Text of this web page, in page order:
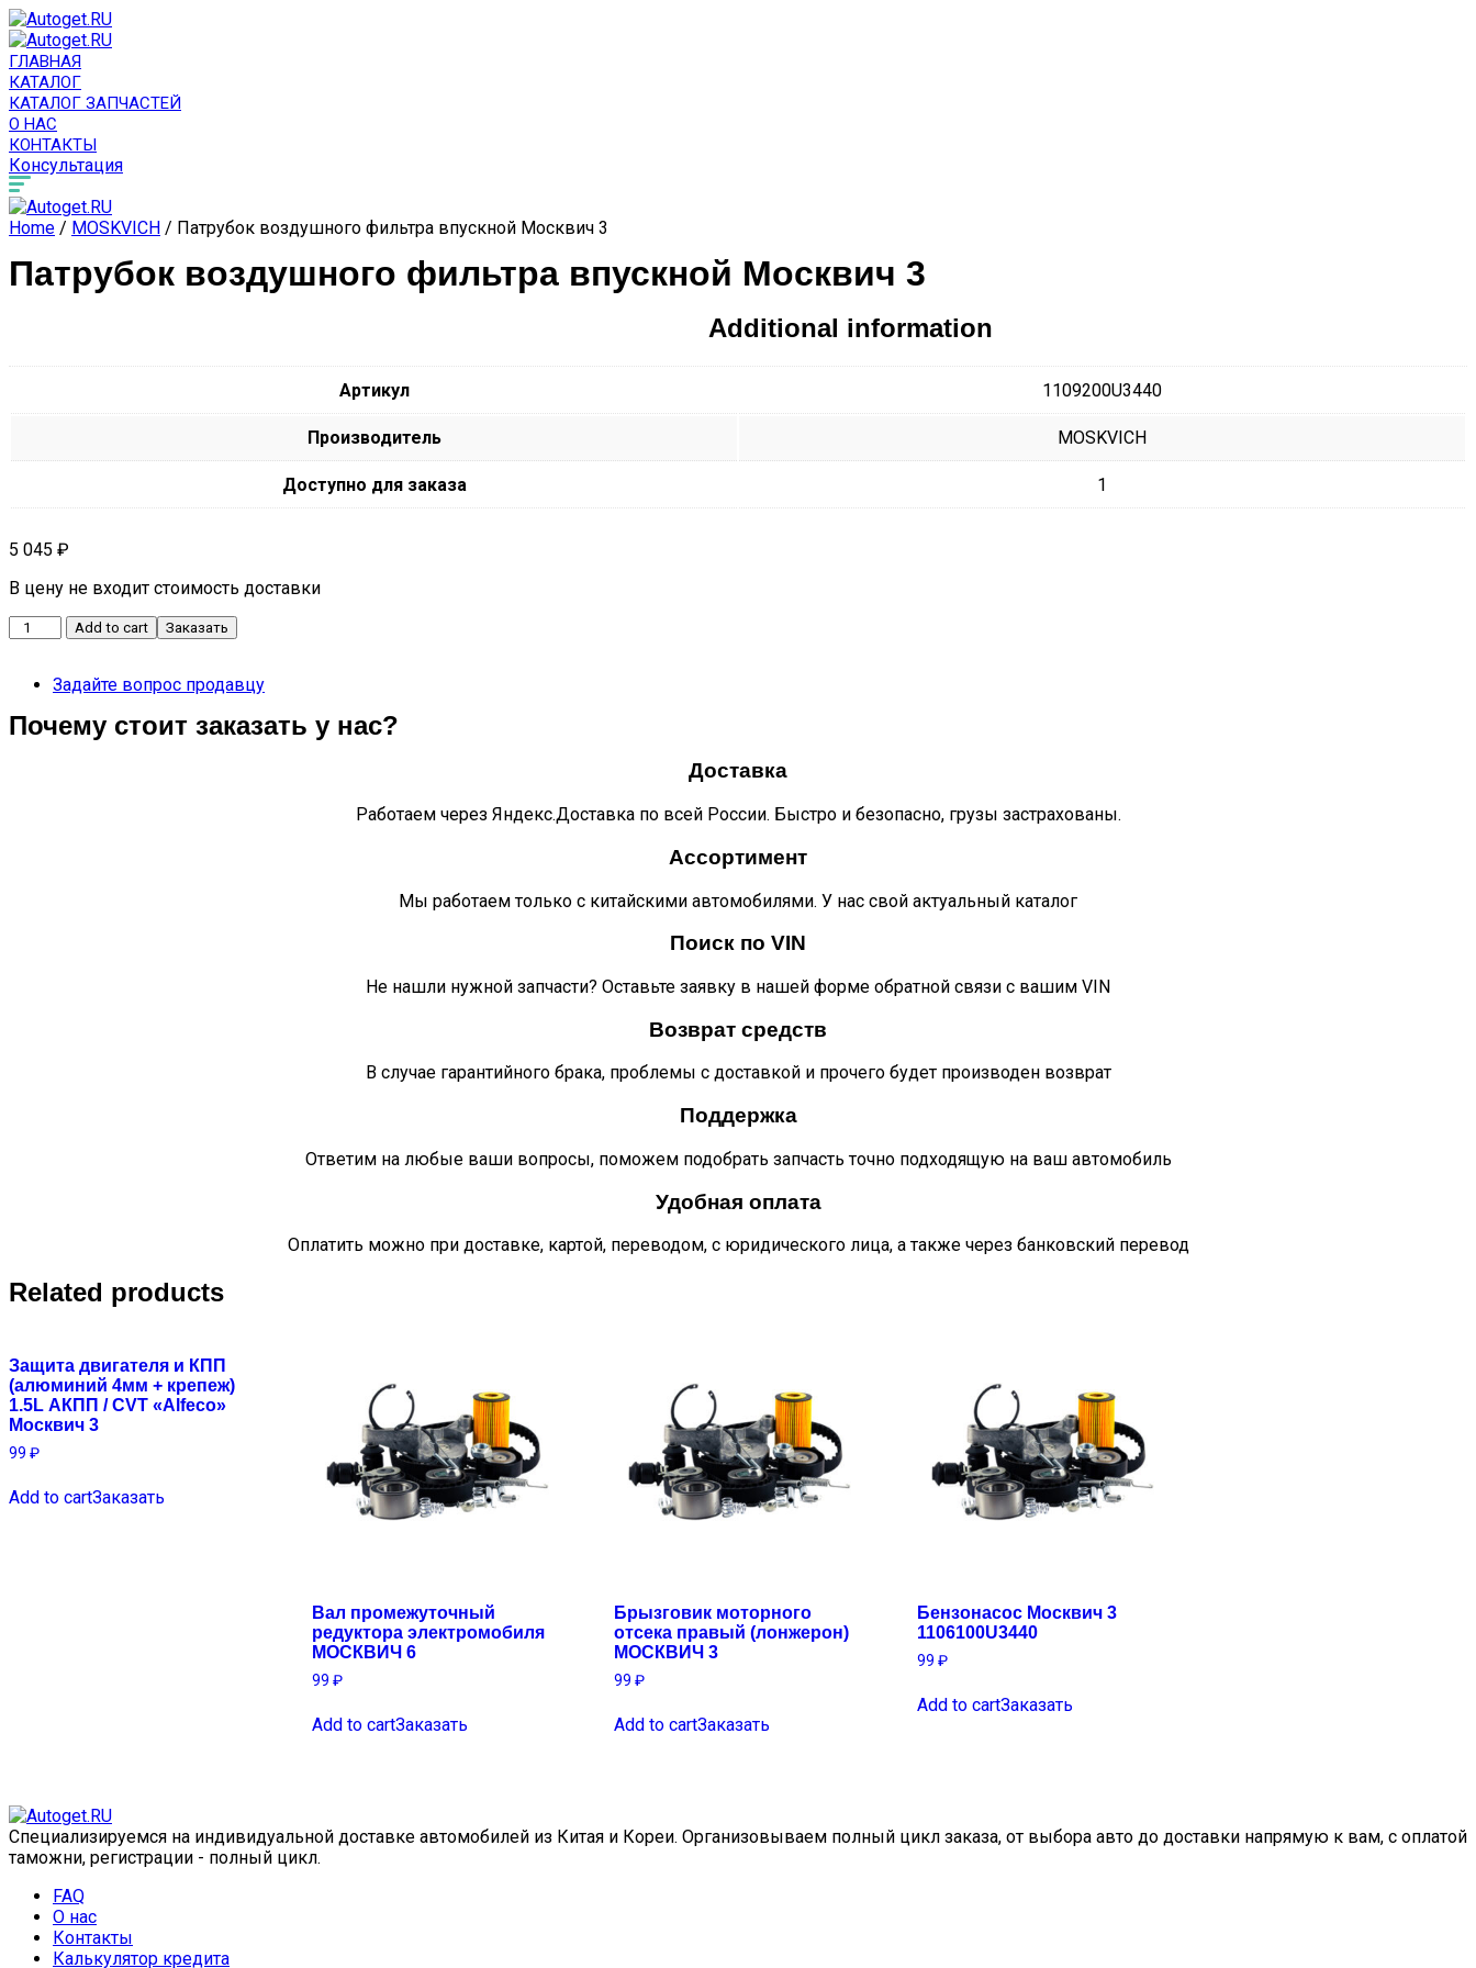
ГЛАВНАЯ
КАТАЛОГ
КАТАЛОГ ЗАПЧАСТЕЙ
О НАС
КОНТАКТЫ
Консультация
Home / MOSKVICH / Патрубок воздушного фильтра впускной Москвич 3
Патрубок воздушного фильтра впускной Москвич 3
Additional information
Артикул 1109200U3440
Производитель MOSKVICH
Доступно для заказа 1
5 045 ₽
В цену не входит стоимость доставки
Патрубок
воздушного
впускной
Add to cart Заказать
Задайте вопрос продавцу
Почему стоит заказать у нас?
Доставка
Работаем через Яндекс.Доставка по всей России. Быстро и безопасно, грузы застрахованы.
Ассортимент
Мы работаем только с китайскими автомобилями. У нас свой актуальный каталог
Поиск по VIN
Не нашли нужной запчасти? Оставьте заявку в нашей форме обратной связи с вашим VIN
Возврат средств
В случае гарантийного брака, проблемы с доставкой и прочего будет производен возврат
Поддержка
Ответим на любые ваши вопросы, поможем подобрать запчасть точно подходящую на ваш автомобиль
Удобная оплата
Оплатить можно при доставке, картой, переводом, с юридического лица, а также через банковский перевод
Related products
Защита двигателя и КПП
(алюминий 4мм + крепеж)
1.5L АКПП / CVT «Alfeco»
Москвич 3
99 ₽
Add to cartЗаказать
Вал промежуточный
редуктора электромобиля
МОСКВИЧ 6
99 ₽
Add to cartЗаказать
Брызговик моторного
отсека правый (лонжерон)
МОСКВИЧ 3
99₽
Add to cartЗаказать
Бензонасос Москвич 3
1106100U3440
99 ₽
Add to cartЗаказать
Специализируемся на индивидуальной доставке автомобилей из Китая и Кореи. Организовываем полный цикл заказа, от выбора авто до доставки напрямую к вам, с оплатой
таможни, регистрации - полный цикл.
FAQ
О нас
Контакты
Калькулятор кредита